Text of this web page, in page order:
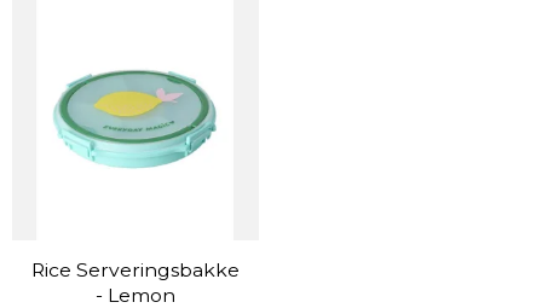
Rice Serveringsbakke
- Lemon